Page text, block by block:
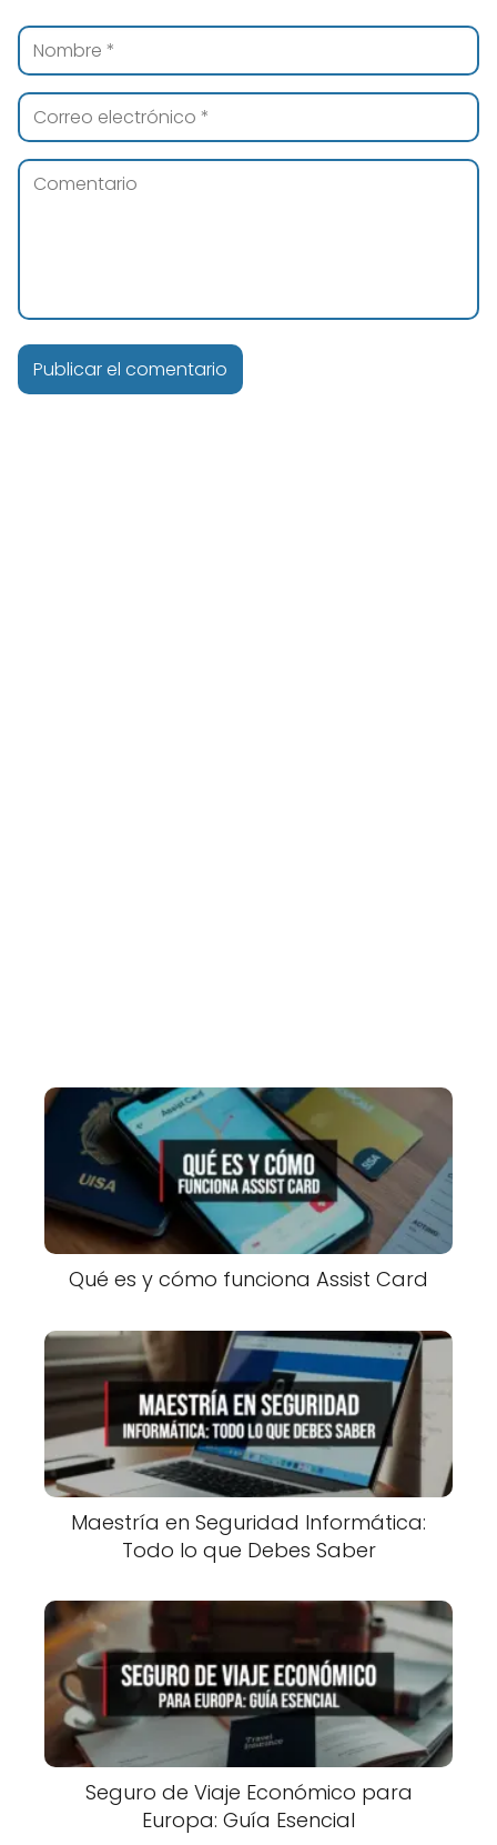
Qué es y cómo funciona Assist Card
Maestría en Seguridad Informática:
Todo lo que Debes Saber
Seguro de Viaje Económico para
Europa: Guía Esencial